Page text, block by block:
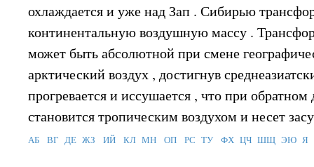
охлаждается и уже над Зап . Сибирью
континентальную воздушную массу .
может быть абсолютной при смене
арктический воздух , достигнув
прогревается и иссушается , что при
становится тропическим воздухом и несет
АБ ВГ ДЕ ЖЗ ИЙ КЛ МН ОП РС ТУ ФХ ЦЧ ШЩ ЭЮ Я